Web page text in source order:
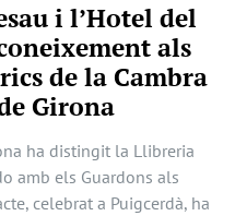
i l’Hotel del
als
de la Cambra
Girona
ha distingit la Llibreria
amb els Guardons als
celebrat a Puigcerdà, ha